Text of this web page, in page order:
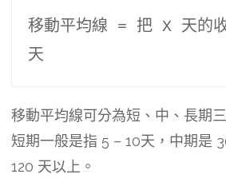
移動平均線 = 把 X 天的
天
移動平均線可分為短、中、長期三
短期一般是指 5 – 10天，中期是
120 天以上。